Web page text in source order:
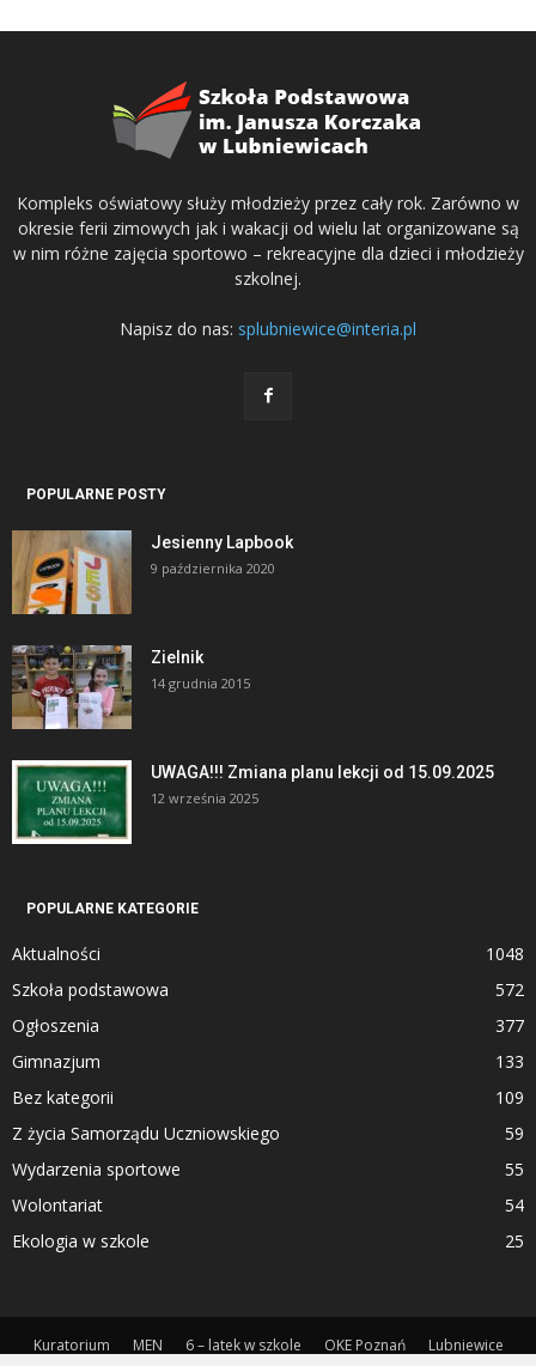
Kompleks oświatowy służy młodzieży przez cały rok. Zarówno w
okresie ferii zimowych jak i wakacji od wielu lat organizowane są
w nim różne zajęcia sportowo – rekreacyjne dla dzieci i młodzieży
szkolnej.
Napisz do nas: splubniewice@interia.pl
POPULARNE POSTY
Jesienny Lapbook
9 października 2020
Zielnik
14 grudnia 2015
UWAGA!!! Zmiana planu lekcji od 15.09.2025
12 września 2025
POPULARNE KATEGORIE
Aktualności
1048
Szkoła podstawowa
572
Ogłoszenia
377
Gimnazjum
133
Bez kategorii
109
Z życia Samorządu Uczniowskiego
59
Wydarzenia sportowe
55
Wolontariat
54
Ekologia w szkole
25
Kuratorium MEN 6 – latek w szkole OKE Poznań Lubniewice